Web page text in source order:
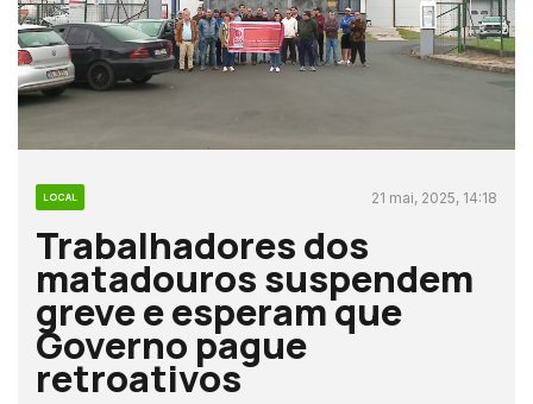
LOCAL 21 mai, 2025, 14:18
Trabalhadores dos
matadouros suspendem
greve e esperam que
Governo pague
retroativos